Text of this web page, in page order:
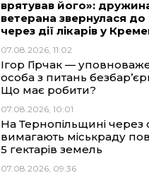
врятував його»:
ветерана звернулася до
через дії лікарів у
07.08.2026, 11:02
Ігор Гірчак —
особа з питань
Що має робити?
07.08.2026, 10:01
На Тернопільщині через
вимагають міськраду
5 гектарів земель
07.08.2026, 09:36